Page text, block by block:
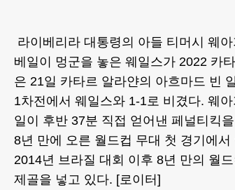
라이베리라 대통령의 아들 티머시 웨
베일이 멍군을 놓은 웨일스가 2022 카
은 21일 카타르 알라얀의 아흐마드 빈
1차전에서 웨일스와 1-1로 비겼다. 웨
일이 후반 37분 직접 얻어낸 페널티킥
8년 만에 오른 월드컵 무대 첫 경기에
2014년 브라질 대회 이후 8년 만의 월
제골을 넣고 있다. [로이터]